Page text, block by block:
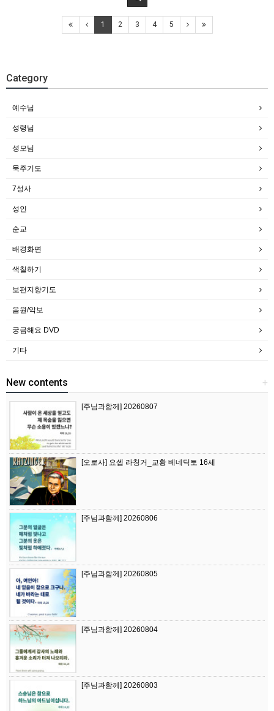
1 2 3 4 5
Category
예수님
성령님
성모님
묵주기도
7성사
성인
순교
배경화면
색칠하기
보편지향기도
음원/악보
궁금해요 DVD
기타
+
New contents
[주님과함께] 20260807
[오로사] 요셉 라칭거_교황 베네딕토 16세
[주님과함께] 20260806
[주님과함께] 20260805
[주님과함께] 20260804
[주님과함께] 20260803